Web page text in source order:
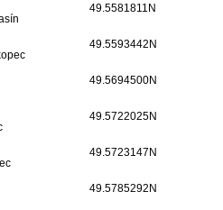
49.5581811N
49.5593442N
49.5694500N
49.5722025N
49.5723147N
49.5785292N